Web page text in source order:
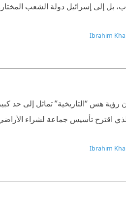
بل إلى إسرائيل دولة الشعب
Ibrahim
رؤية هس “التاريخية” تماثل إلى حد
Ibrahim